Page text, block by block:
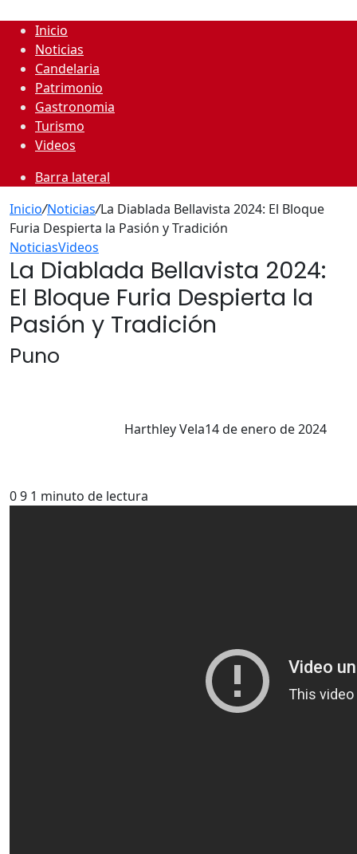
Inicio
Noticias
Candelaria
Patrimonio
Gastronomia
Turismo
Videos
Barra lateral
Inicio/Noticias/La Diablada Bellavista 2024: El Bloque
Furia Despierta la Pasión y Tradición
NoticiasVideos
La Diablada Bellavista 2024:
El Bloque Furia Despierta la
Pasión y Tradición
Puno
Harthley Vela14 de enero de 2024
09 1 minuto de lectura